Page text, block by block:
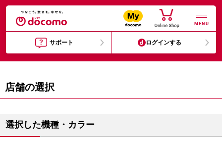
MENU
サポート ログインする
店舗の選択
選択した機種・カラー